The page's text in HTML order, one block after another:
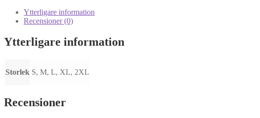
Ytterligare information
Recensioner (0)
Ytterligare information
Storlek S, M, L, XL, 2XL
Recensioner